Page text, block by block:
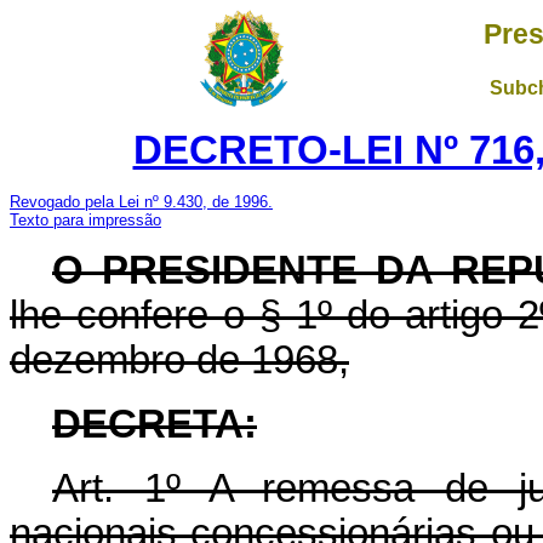
DECRETO-LEI Nº
Revogado pela Lei nº 9.430, de 1996.
Texto para impressão
O PRESIDENTE DA
lhe confere o § 1º do artigo
dezembro de 1968,
DECRETA:
Art. 1º A remessa de
nacionais concessionárias